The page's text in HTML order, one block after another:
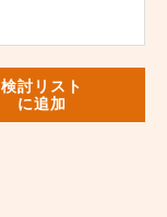
検討リスト
に追加